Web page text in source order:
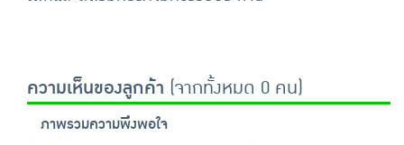
ความเห็นของลูกค้า (จากทั้งหมด 0 คน)
ภาพรวมความพึงพอใจ